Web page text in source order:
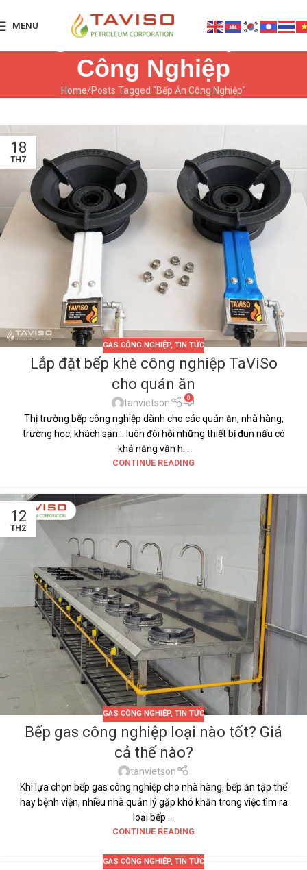
MENU Tag Archives: Bếp Ăn
Công Nghiệp
Home Posts Tagged "Bếp Ăn Công Nghiệp"
18
TH7
GAS CÔNG NGHIỆP, TIN TỨC
Lắp đặt bếp khè công nghiệp TaViSo
cho quán ăn
tanvietson 0
Thị trường bếp công nghiệp dành cho các quán ăn, nhà hàng,
trường học, khách sạn… luôn đòi hỏi những thiết bị đun nấu có
khả năng vận h...
CONTINUE READING
12
TH2
GAS CÔNG NGHIỆP, TIN TỨC
Bếp gas công nghiệp loại nào tốt? Giá
cả thế nào?
tanvietson
Khi lựa chọn bếp gas công nghiệp cho nhà hàng, bếp ăn tập thể
hay bệnh viện, nhiều nhà quản lý gặp khó khăn trong việc tìm ra
loại bếp ...
CONTINUE READING
GAS CÔNG NGHIỆP, TIN TỨC